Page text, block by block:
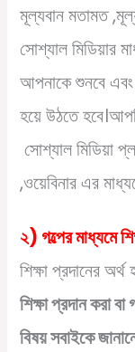
মূল্যবান মতামত
সোশ্যাল মিডিয়ার
আপনাকে শুনবে
হয়ে উঠতে
সোশ্যাল মিডিয়া
,ওয়েবিনার এর
২) গল্পের মাধ্যমে
শিক্ষা প্রদানের
শিক্ষা প্রদান করা
বিষয় সবাইকে